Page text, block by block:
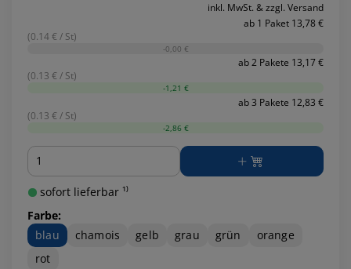
inkl. MwSt. & zzgl. Versand
ab 1 Paket 13,78 €
(0.14 € / St)
-0,00 €
ab 2 Pakete 13,17 €
(0.13 € / St)
-1,21 €
ab 3 Pakete 12,83 €
(0.13 € / St)
-2,86 €
Menge
sofort lieferbar ¹⁾
Farbe:
blau
chamois gelb grau grün
orange
rot